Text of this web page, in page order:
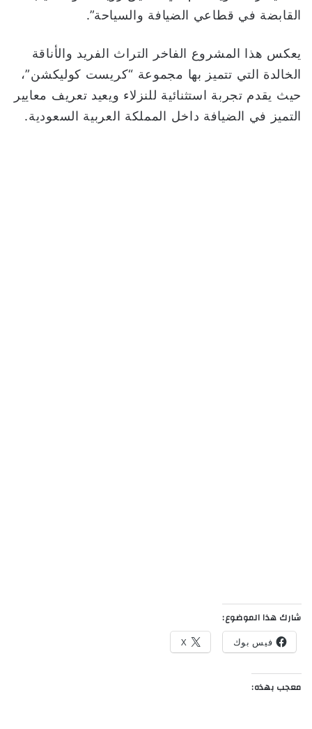
القابضة في قطاعي الضيافة والسياحة”.
يعكس هذا المشروع الفاخر التراث الفريد والأناقة
الخالدة التي تتميز بها مجموعة “كريست كوليكشن”،
حيث يقدم تجربة استثنائية للنزلاء ويعيد تعريف معايير
التميز في الضيافة داخل المملكة العربية السعودية.
شارك هذا الموضوع:
فيس بوك X
معجب بهذه: